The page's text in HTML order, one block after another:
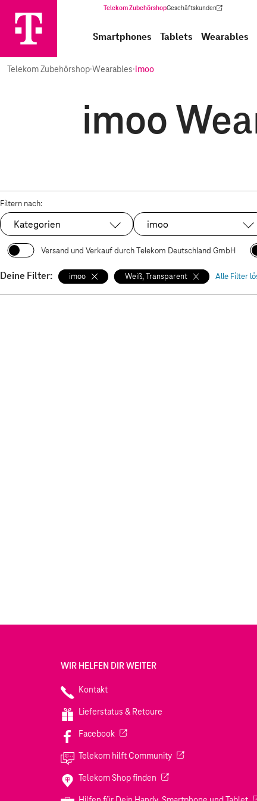
Telekom ZubehörshopGeschäftskunden
(Wird in einem neuen Tab
Smartphones Tablets Wearables
Telekom Zubehörshop·Wearables·imoo
imoo
Filtern nach:
Kategorien Ausgewählt:
imoo
Versand und Verkauf durch Telekom Deutschland GmbH
Deine Filter: imoo Weiß, Transparent Alle Filter
WIR HELFEN DIR WEITER
Kontakt
Lieferstatus & Retoure
Facebook(Wird in einem neuen Tab geöffnet)
Telekom hilft Community(Wird in einem neuen
Telekom Shop finden (Wird in einem neuen Tab